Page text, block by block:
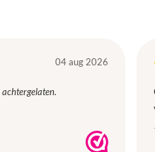
04 aug 2026